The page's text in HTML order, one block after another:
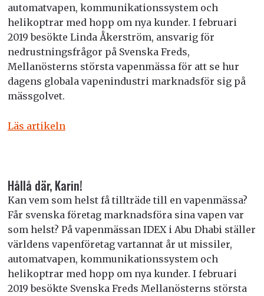
automatvapen, kommunikationssystem och
helikoptrar med hopp om nya kunder. I februari
2019 besökte Linda Åkerström, ansvarig för
nedrustningsfrågor på Svenska Freds,
Mellanösterns största vapenmässa för att se hur
dagens globala vapenindustri marknadsför sig på
mässgolvet.
Läs artikeln
Hållå där, Karin!
Kan vem som helst få tillträde till en vapenmässa?
Får svenska företag marknadsföra sina vapen var
som helst? På vapenmässan IDEX i Abu Dhabi ställer
världens vapenföretag vartannat år ut missiler,
automatvapen, kommunikationssystem och
helikoptrar med hopp om nya kunder. I februari
2019 besökte Svenska Freds Mellanösterns största